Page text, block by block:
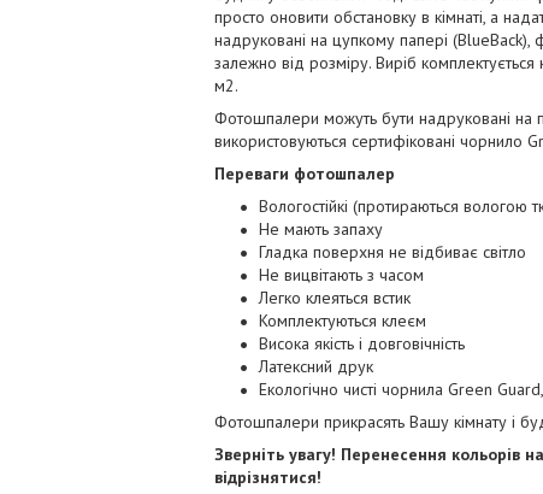
просто оновити обстановку в кімнаті, а
надруковані на цупкому папері (BlueBack),
залежно від розміру. Виріб
м2.
Фотошпалери можуть бути надруковані на
використовуються сертифіковані чорнило
Переваги фотошпалер
Вологостійкі (протираються вологою
Не мають запаху
Гладка поверхня не відбиває світло
Не вицвітають з часом
Легко клеяться встик
Комплектуються клеєм
Висока якість і довговічність
Латексний друк
Екологічно чисті чорнила Green Guard,
Фотошпалери прикрасять Вашу кімнату і
Зверніть увагу! Перенесення кольорів
відрізнятися!